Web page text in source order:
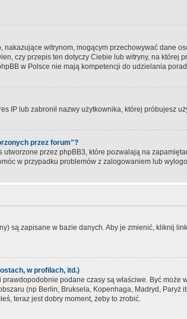
witrynom, mogącym przechowywać dane
czy przepis ten dotyczy Ciebie lub witryny, na
w Polsce nie mają kompetencji do udzielania
IP lub zabronił nazwy użytkownika, której próbujesz
przez forum"?
utworzone przez phpBB3, które pozwalają na
w przypadku problemów z zalogowaniem lub
są zapisane w bazie danych. Aby je zmienić, kliknij link
w profilach, itd.)
podane czasy są właściwe. Być
(np Berlin, Bruksela, Kopenhaga, Madryd,
teraz jest dobry moment, żeby to zrobić.